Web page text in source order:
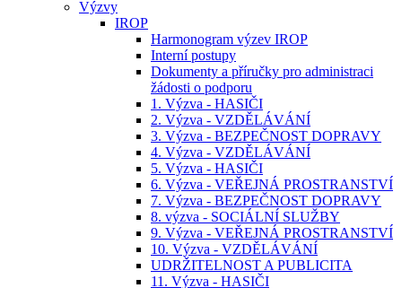
Výzvy
IROP
Harmonogram výzev IROP
Interní postupy
Dokumenty a příručky pro administraci
žádosti o podporu
1. Výzva - HASIČI
2. Výzva - VZDĚLÁVÁNÍ
3. Výzva - BEZPEČNOST DOPRAVY
4. Výzva - VZDĚLÁVÁNÍ
5. Výzva - HASIČI
6. Výzva - VEŘEJNÁ PROSTRANSTVÍ
7. Výzva - BEZPEČNOST DOPRAVY
8. výzva - SOCIÁLNÍ SLUŽBY
9. Výzva - VEŘEJNÁ PROSTRANSTVÍ
10. Výzva - VZDĚLÁVÁNÍ
UDRŽITELNOST A PUBLICITA
11. Výzva - HASIČI